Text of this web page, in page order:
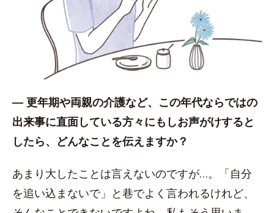
― 更年期や両親の介護など、この年代ならではの
出来事に直面している方々にもしお声がけすると
したら、どんなことを伝えますか？
あまり大したことは言えないのですが…。「自分
を追い込まないで」と巷でよく言われるけれど、